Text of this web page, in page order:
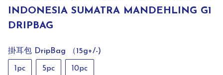
INDONESIA SUMATRA MANDEHLING G1
DRIPBAG
掛耳包 DripBag （15g+/-)
1pc 5pc 10pc